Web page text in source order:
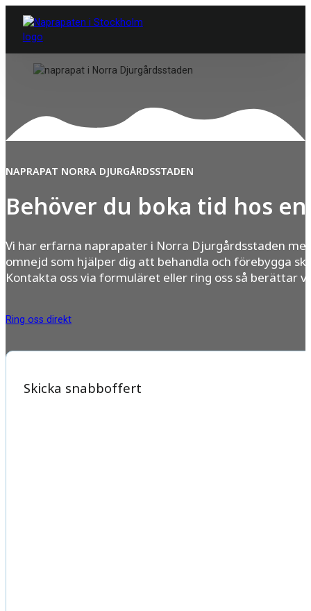
NAPRAPAT NORRA DJURGÅRDSSTADEN
Behöver du boka tid hos
Vi har erfarna naprapater i Norra Djurgårdsstaden
omnejd som hjälper dig att behandla och förebygga
Kontakta oss via formuläret eller ring oss så berättar
Ring oss direkt
Skicka snabboffert